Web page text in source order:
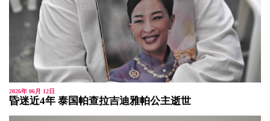
2026年 06月 12日
昏迷近4年 泰国帕查拉吉迪雅帕公主逝世